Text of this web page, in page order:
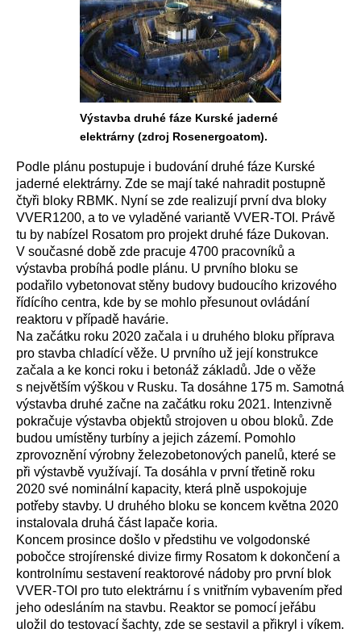
Výstavba druhé fáze Kurské jaderné
elektrárny (zdroj Rosenergoatom).
Podle plánu postupuje i budování druhé fáze Kurské
jaderné elektrárny. Zde se mají také nahradit postupně
čtyři bloky RBMK. Nyní se zde realizují první dva bloky
VVER1200, a to ve vyladěné variantě VVER-TOI. Právě
tu by nabízel Rosatom pro projekt druhé fáze Dukovan.
V současné době zde pracuje 4700 pracovníků a
výstavba probíhá podle plánu. U prvního bloku se
podařilo vybetonovat stěny budovy budoucího krizového
řídícího centra, kde by se mohlo přesunout ovládání
reaktoru v případě havárie.
Na začátku roku 2020 začala i u druhého bloku příprava
pro stavba chladící věže. U prvního už její konstrukce
začala a ke konci roku i betonáž základů. Jde o věže
s největším výškou v Rusku. Ta dosáhne 175 m. Samotná
výstavba druhé začne na začátku roku 2021. Intenzivně
pokračuje výstavba objektů strojoven u obou bloků. Zde
budou umístěny turbíny a jejich zázemí. Pomohlo
zprovoznění výrobny železobetonových panelů, které se
při výstavbě využívají. Ta dosáhla v první třetině roku
2020 své nominální kapacity, která plně uspokojuje
potřeby stavby. U druhého bloku se koncem května 2020
instalovala druhá část lapače koria.
Koncem prosince došlo v předstihu ve volgodonské
pobočce strojírenské divize firmy Rosatom k dokončení a
kontrolnímu sestavení reaktorové nádoby pro první blok
VVER-TOI pro tuto elektrárnu í s vnitřním vybavením před
jeho odesláním na stavbu. Reaktor se pomocí jeřábu
uložil do testovací šachty, zde se sestavil a přikryl i víkem.